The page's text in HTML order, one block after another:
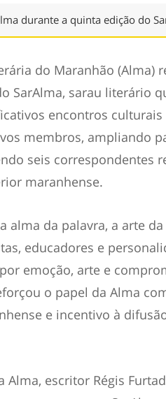
durante a quinta edição do
do Maranhão (Alma)
SarAlma, sarau literário
encontros
membros, ampliando
seis correspondentes
maranhense.
alma da palavra, a arte
educadores e
emoção, arte e
o papel da Alma
e incentivo à
Alma, escritor Régis